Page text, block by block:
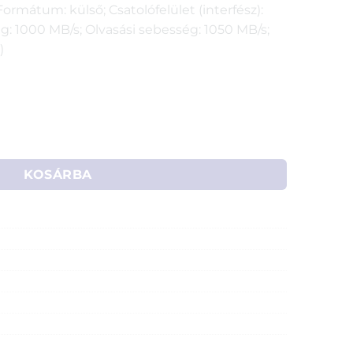
külső; Csatolófelület (interfész):
1000 MB/s; Olvasási sebesség: 1050 MB/s;
KOSÁRBA